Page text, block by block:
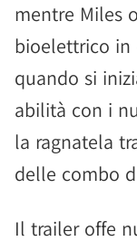
mentre Miles
bioelettrico in
quando si
abilità con i
la ragnatela
delle combo
Il trailer offe